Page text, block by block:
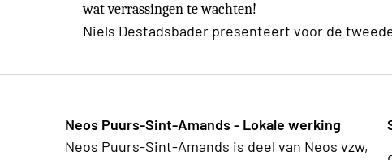
wat verrassingen te wachten!
Niels Destadsbader presenteert voor de
Neos Puurs-Sint-Amands - Lokale werking
Neos Puurs-Sint-Amands is deel van Neos vzw,